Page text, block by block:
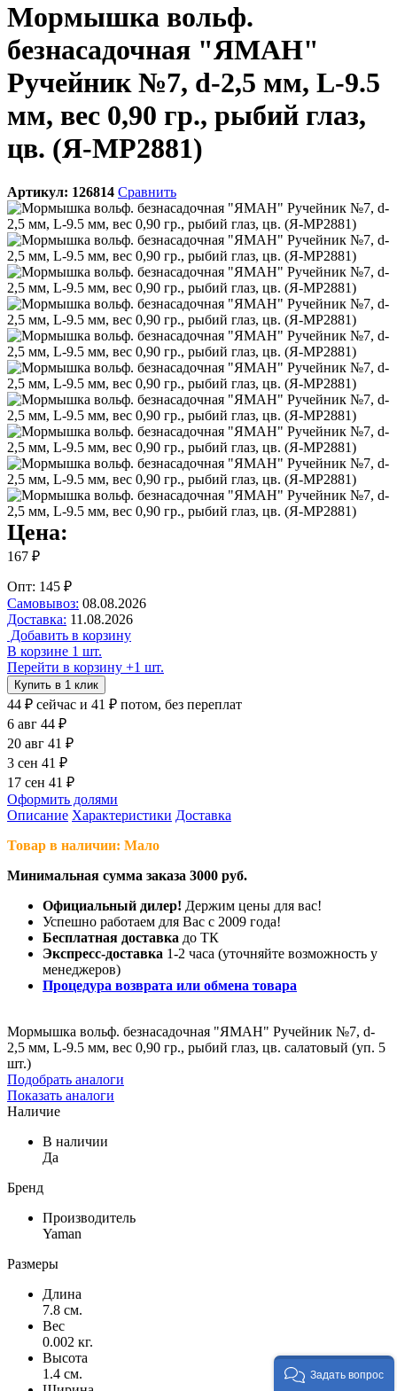
Мормышка вольф.
безнасадочная "ЯМАН"
Ручейник №7, d-2,5 мм, L-9.5
мм, вес 0,90 гр., рыбий глаз,
цв. (Я-МР2881)
Артикул: 126814 Сравнить
Цена:
167 ₽
Опт: 145 ₽
Самовывоз: 08.08.2026
Доставка: 11.08.2026
Добавить в корзину
В корзине 1 шт.
Перейти в корзину +1 шт.
Купить в 1 клик
44 ₽ сейчас и 41 ₽ потом, без переплат
6 авг 44 ₽
20 авг 41 ₽
3 сен 41 ₽
17 сен 41 ₽
Оформить долями
Описание Характеристики Доставка
Товар в наличии: Мало
Минимальная сумма заказа 3000 руб.
Официальный дилер! Держим цены для вас!
Успешно работаем для Вас с 2009 года!
Бесплатная доставка до ТК
Экспресс-доставка 1-2 часа (уточняйте возможность у
менеджеров)
Процедура возврата или обмена товара
Мормышка вольф. безнасадочная "ЯМАН" Ручейник №7, d-
2,5 мм, L-9.5 мм, вес 0,90 гр., рыбий глаз, цв. салатовый (уп. 5
шт.)
Подобрать аналоги
Показать аналоги
Наличие
В наличии
Да
Бренд
Производитель
Yaman
Размеры
Длина
7.8 см.
Вес
0.002 кг.
Высота
1.4 см.
Задать вопрос